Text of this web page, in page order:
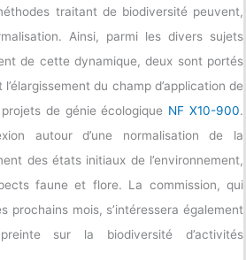
traitant de biodiversité peuvent,
Ainsi, parmi les divers sujets
de cette dynamique, deux sont portés
l’élargissement du champ d’application de
de génie écologique NF X10-900.
autour d’une normalisation de la
des états initiaux de l’environnement,
faune et flore. La commission, qui
prochains mois, s’intéressera également
sur la biodiversité d’activités